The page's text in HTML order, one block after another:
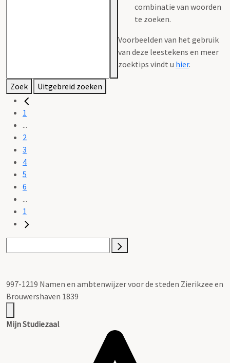
combinatie van woorden
te zoeken.
Voorbeelden van het gebruik
van deze leestekens en meer
zoektips vindt u hier.
Zoek Uitgebreid zoeken
1
...
2
3
4
5
6
...
1
997-1219 Namen en ambtenwijzer voor de steden Zierikzee en
Brouwershaven 1839
Mijn Studiezaal